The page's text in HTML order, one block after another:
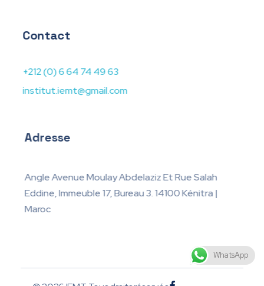
Contact
+212 (0) 6 64 74 49 63
institut.iemt@gmail.com
Adresse
Angle Avenue Moulay Abdelaziz Et Rue Salah
Eddine, Immeuble 17, Bureau 3. 14100 Kénitra |
Maroc
WhatsApp